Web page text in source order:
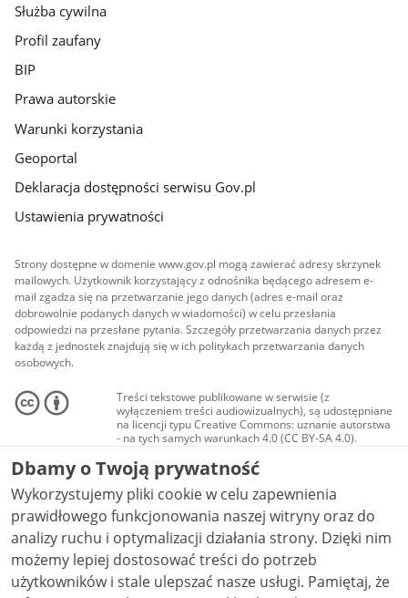
Służba cywilna
Profil zaufany
BIP
Prawa autorskie
Warunki korzystania
Geoportal
Deklaracja dostępności serwisu Gov.pl
Ustawienia prywatności
Strony dostępne w domenie www.gov.pl mogą zawierać adresy skrzynek
mailowych. Użytkownik korzystający z odnośnika będącego adresem e-
mail zgadza się na przetwarzanie jego danych (adres e-mail oraz
dobrowolnie podanych danych w wiadomości) w celu przesłania
odpowiedzi na przesłane pytania. Szczegóły przetwarzania danych przez
każdą z jednostek znajdują się w ich politykach przetwarzania danych
osobowych.
Treści tekstowe publikowane w serwisie (z
wyłączeniem treści audiowizualnych), są udostępniane
na licencji typu Creative Commons: uznanie autorstwa
- na tych samych warunkach 4.0 (CC BY-SA 4.0).
Materiały audiowizualne, w tym zdjęcia, materiały
audio i wideo, są udostępniane na licencji typu
Creative Commons: uznanie autorstwa użycie
niekomercyjne - bez utworów zależnych 4.0 (CC BY-
NC-ND 4.0), o ile nie jest to stwierdzone inaczej.
Dbamy o Twoją prywatność
Wykorzystujemy pliki cookie w celu zapewnienia
prawidłowego funkcjonowania naszej witryny oraz do
analizy ruchu i optymalizacji działania strony. Dzięki nim
możemy lepiej dostosować treści do potrzeb
użytkowników i stale ulepszać nasze usługi. Pamiętaj, że